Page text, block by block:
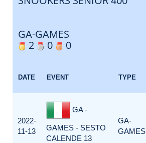
GA-GAMES
2
0 0
DATE EVENT TYPE
2022-
11-13
GA -
GAMES - SESTO
CALENDE 13
GA-
GAMES